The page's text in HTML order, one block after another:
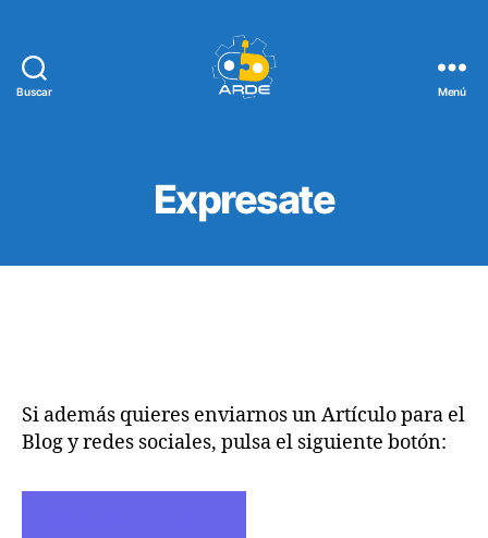
Buscar Menú
Expresate
Si además quieres enviarnos un Artículo para el
Blog y redes sociales, pulsa el siguiente botón: